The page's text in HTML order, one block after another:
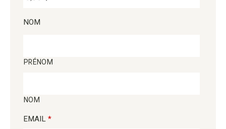
NOM
PRÉNOM
NOM
EMAIL *